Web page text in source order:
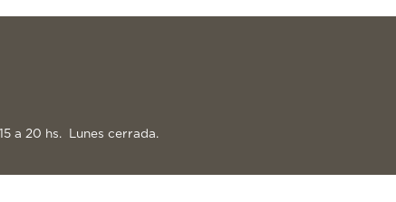
a 20 hs. Lunes cerrada.